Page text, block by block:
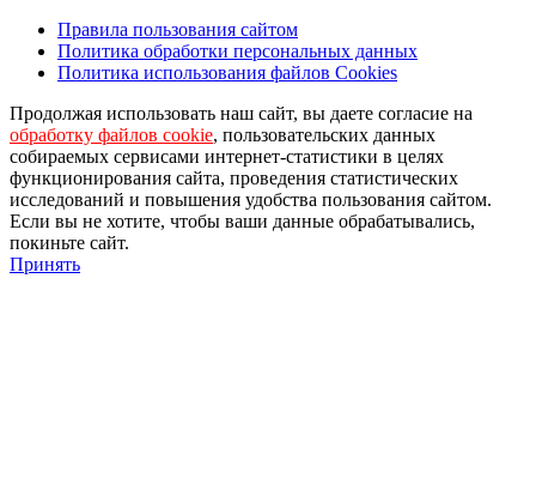
Правила пользования сайтом
Политика обработки персональных данных
Политика использования файлов Cookies
Продолжая использовать наш сайт, вы даете согласие на
обработку файлов cookie, пользовательских данных
собираемых сервисами интернет-статистики в целях
функционирования сайта, проведения статистических
исследований и повышения удобства пользования сайтом.
Если вы не хотите, чтобы ваши данные обрабатывались,
покиньте сайт.
Принять